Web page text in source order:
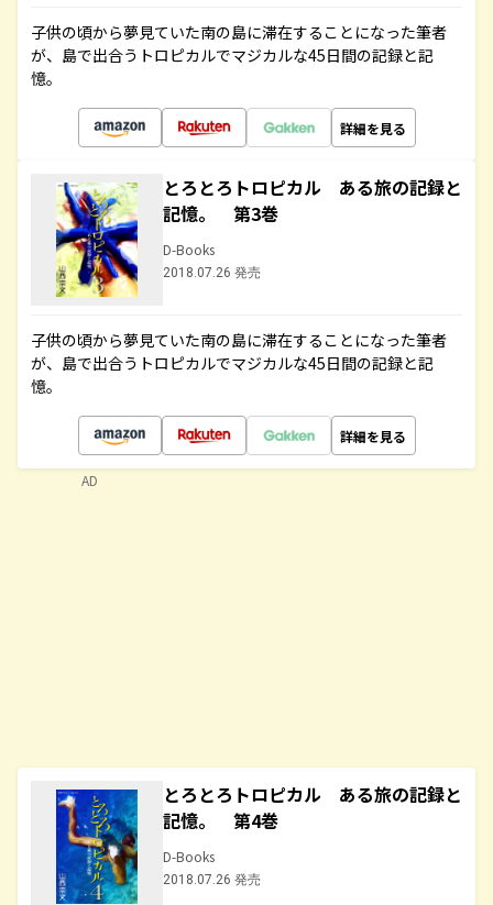
子供の頃から夢見ていた南の島に滞在することになった筆者
が、島で出合うトロピカルでマジカルな45日間の記録と記
憶。
詳細を見る
とろとろトロピカル ある旅の記録と
記憶。 第3巻
D-Books
2018.07.26 発売
子供の頃から夢見ていた南の島に滞在することになった筆者
が、島で出合うトロピカルでマジカルな45日間の記録と記
憶。
詳細を見る
とろとろトロピカル ある旅の記録と
記憶。 第4巻
D-Books
2018.07.26 発売
AD